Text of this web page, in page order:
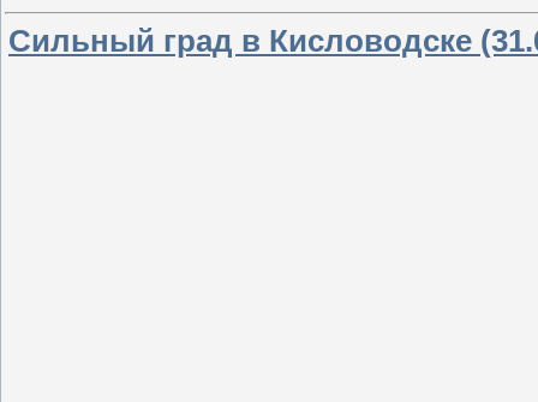
Сильный град в Кисловодске